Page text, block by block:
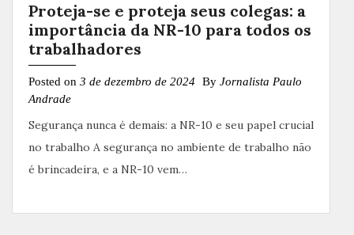
Proteja-se e proteja seus colegas: a
importância da NR-10 para todos os
trabalhadores
Posted on 3 de dezembro de 2024 By Jornalista Paulo
Andrade
Segurança nunca é demais: a NR-10 e seu papel crucial
no trabalho A segurança no ambiente de trabalho não
é brincadeira, e a NR-10 vem…